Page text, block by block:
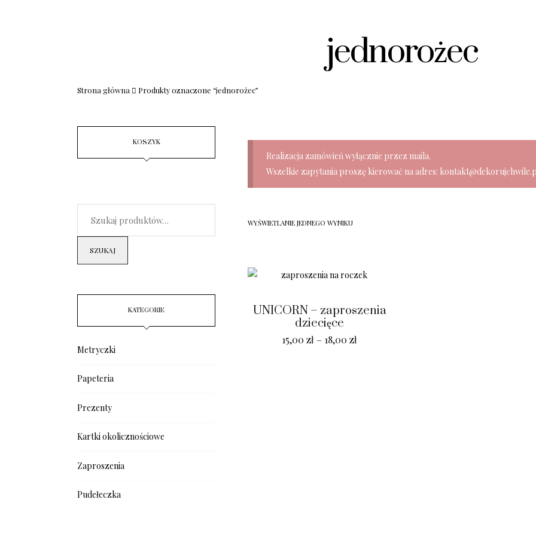
jednorożec
Strona główna Produkty oznaczone “jednorożec”
Realizacja zamówień wyłącznie przez maila.
Wszelkie zapytania proszę kierować na adres:
WYŚWIETLANIE JEDNEGO WYNIKU
UNICORN – zaproszenia
dziecięce
15,00zł – 18,00zł
KOSZYK
SZUKAJ
KATEGORIE
Metryczki
Papeteria
Prezenty
Kartki okolicznościowe
Zaproszenia
Pudełeczka